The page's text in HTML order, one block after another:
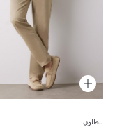
بنطلون